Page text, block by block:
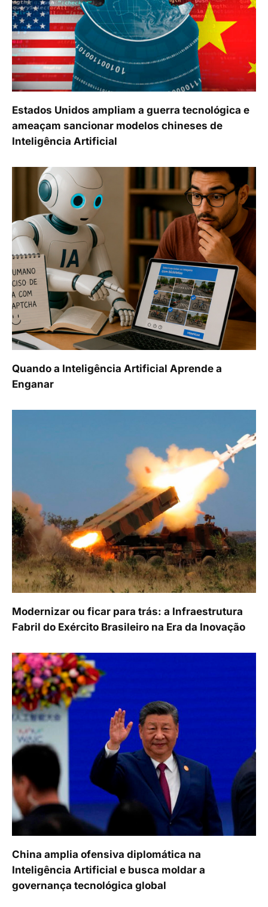
Estados Unidos ampliam a guerra tecnológica e
ameaçam sancionar modelos chineses de
Inteligência Artificial
Quando a Inteligência Artificial Aprende a
Enganar
Modernizar ou ficar para trás: a Infraestrutura
Fabril do Exército Brasileiro na Era da Inovação
China amplia ofensiva diplomática na
Inteligência Artificial e busca moldar a
governança tecnológica global